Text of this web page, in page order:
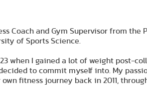
Coach and Gym Supervisor from
of Sports Science.
when I gained a lot of weight post-
to commit myself into. My
fitness journey back in 2011,